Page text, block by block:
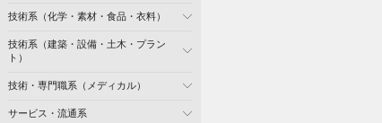
技術系（化学・素材・食品・衣料）
技術系（建築・設備・土木・プラン
ト）
技術・専門職系（メディカル）
サービス・流通系